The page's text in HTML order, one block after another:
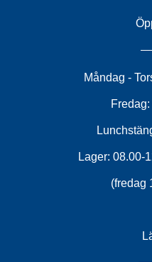
Måndag -
Lager: 08.00-
(fredag